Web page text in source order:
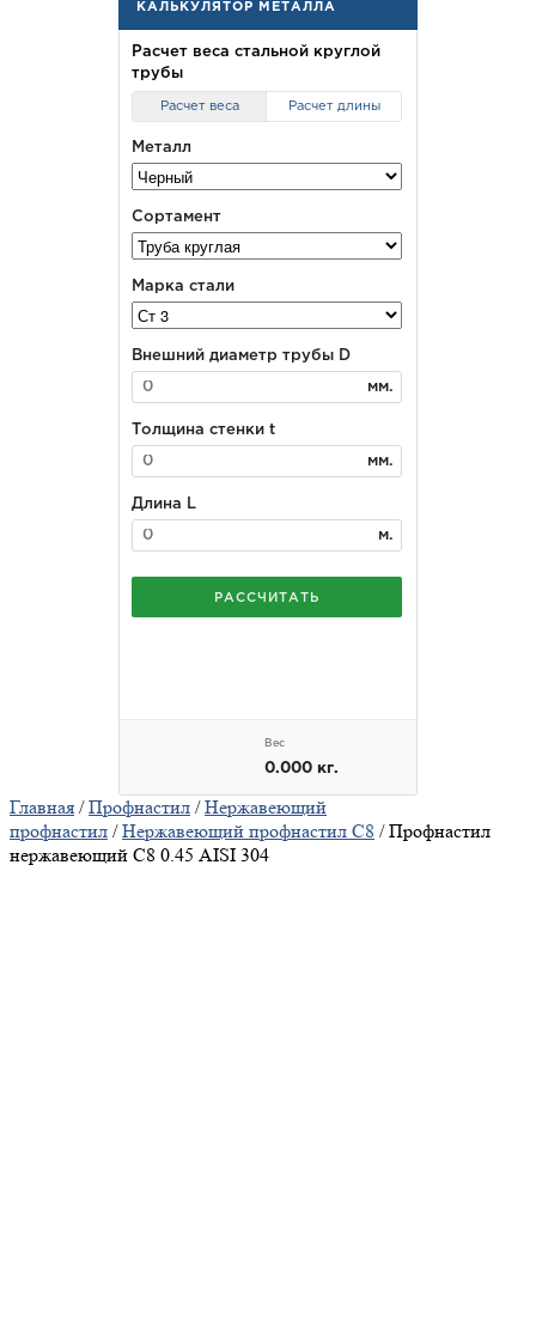
Главная /Профнастил /Нержавеющий
профнастил /Нержавеющий профнастил С8 / Профнастил
нержавеющий С8 0.45 AISI 304